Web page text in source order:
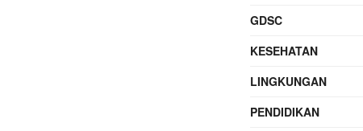
GDSC
KESEHATAN
LINGKUNGAN
PENDIDIKAN